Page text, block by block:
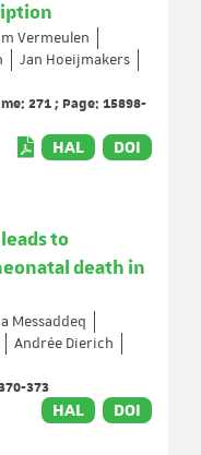
Vermeulen
Jan Hoeijmakers
271 ; Page: 15898-
HAL DOI
to
death in
Messaddeq
Andrée Dierich
373
HAL DOI